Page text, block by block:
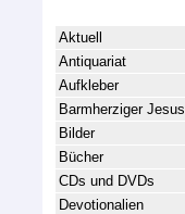
Aktuell
Antiquariat
Aufkleber
Barmherziger Jesus
Bilder
Bücher
CDs und DVDs
Devotionalien